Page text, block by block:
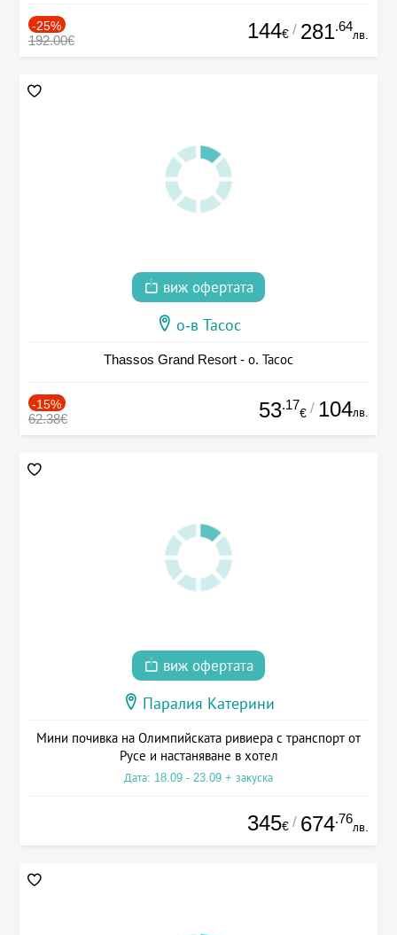
-25%
192.00€ 144€ / 281.64
лв.
виж офертата
о-в Тасос
Thassos Grand Resort - о. Тасос
-15%
62.38€ 53.17
€ / 104лв.
виж офертата
Паралия Катерини
Мини почивка на Олимпийската ривиера с транспорт от
Русе и настаняване в хотел
Дата: 18.09 - 23.09 + закуска
345€ / 674.76
лв.